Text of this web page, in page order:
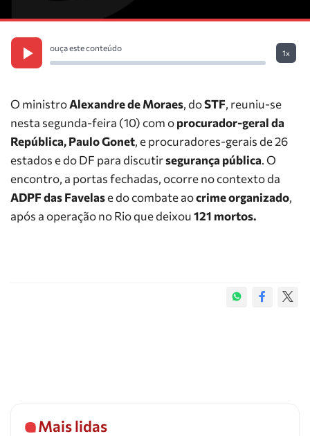
ouça este conteúdo
1x
O ministroAlexandre de Moraes, doSTF, reuniu-se
nesta segunda-feira (10) com oprocurador-geral da
República, Paulo Gonet, e procuradores-gerais de 26
estados e do DF para discutirsegurança pública. O
encontro, a portas fechadas, ocorre no contexto da
ADPF das Favelase do combate aocrime organizado,
após a operação no Rio que deixou121 mortos.
Mais lidas